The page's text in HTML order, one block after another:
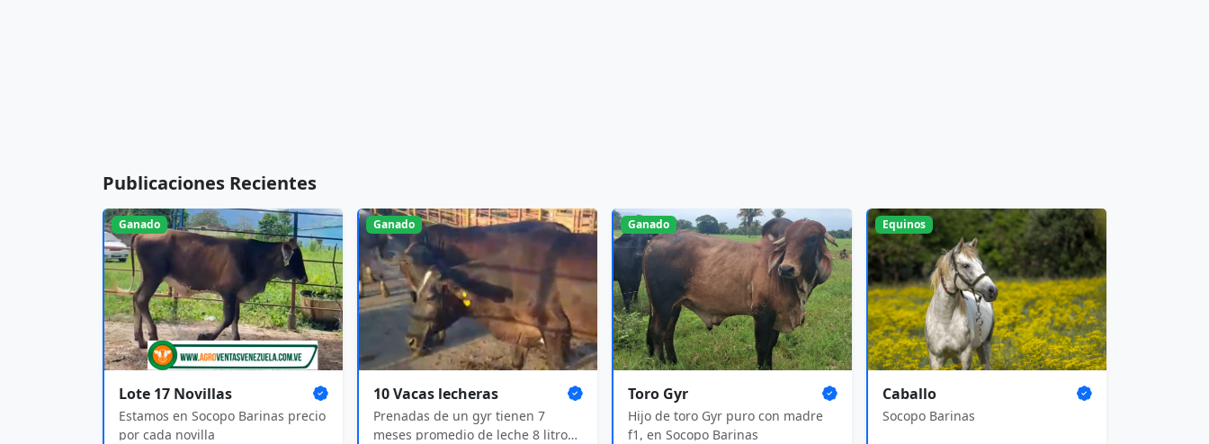
Publicaciones Recientes
Ganado
Lote 17 Novillas
Estamos en Socopo Barinas precio
por cada novilla
Ganado
10 Vacas lecheras
Prenadas de un gyr tienen 7
meses promedio de leche 8 litros
Ganado
Toro Gyr
Hijo de toro Gyr puro con madre
f1, en Socopo Barinas
Equinos
Caballo
Socopo Barinas